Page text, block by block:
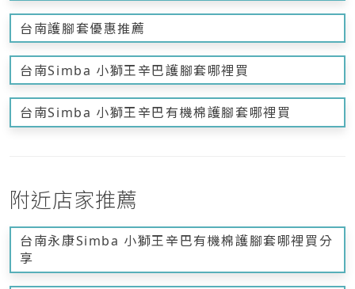
台南護腳套優惠推薦
台南Simba 小獅王辛巴護腳套哪裡買
台南Simba 小獅王辛巴有機棉護腳套哪裡買
附近店家推薦
台南永康Simba 小獅王辛巴有機棉護腳套哪裡買分
享